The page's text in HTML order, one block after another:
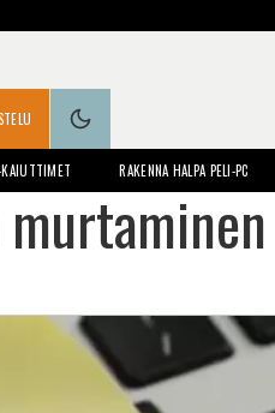
RAKENNA HALPA PELI-PC